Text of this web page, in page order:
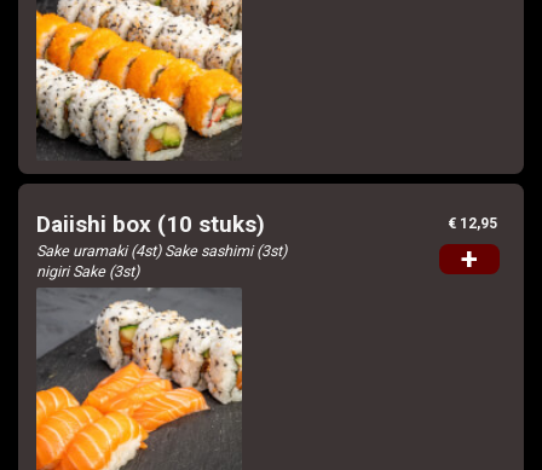
Daiishi box (10 stuks)
Sake uramaki (4st) Sake sashimi (3st)
nigiri Sake (3st)
€ 12,95
+